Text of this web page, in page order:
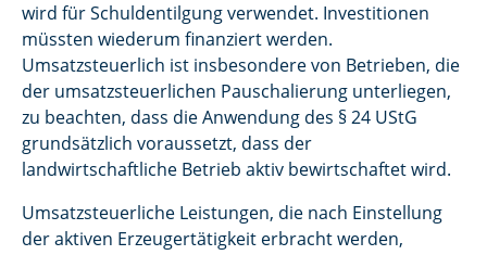
wird für Schuldentilgung verwendet. Investitionen
müssten wiederum finanziert werden.
Umsatzsteuerlich ist insbesondere von Betrieben, die
der umsatzsteuerlichen Pauschalierung unterliegen,
zu beachten, dass die Anwendung des § 24 UStG
grundsätzlich voraussetzt, dass der
landwirtschaftliche Betrieb aktiv bewirtschaftet wird.
Umsatzsteuerliche Leistungen, die nach Einstellung
der aktiven Erzeugertätigkeit erbracht werden,